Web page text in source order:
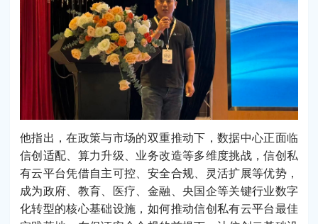
他指出，在政策与市场的双重推动下，数据中心正面临
信创适配、算力升级、业务改造等多维度挑战，信创私
有云平台凭借自主可控、安全合规、灵活扩展等优势，
成为政府、教育、医疗、金融、央国企等关键行业数字
化转型的核心基础设施，如何推动信创私有云平台最佳